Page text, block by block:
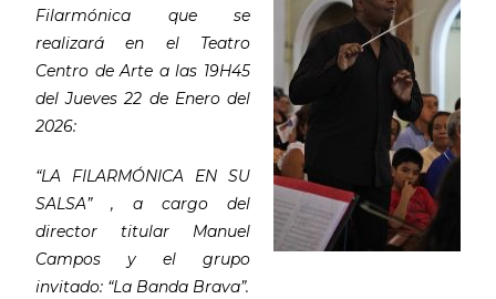
Filarmónica que se
realizará en el Teatro
Centro de Arte a las 19H45
del Jueves 22 de Enero del
2026:
“LA FILARMÓNICA EN SU
SALSA” , a cargo del
director titular Manuel
Campos y el grupo
invitado: “La Banda Brava”.